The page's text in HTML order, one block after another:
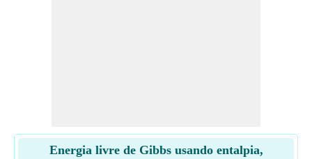
Energia livre de Gibbs usando entalpia,